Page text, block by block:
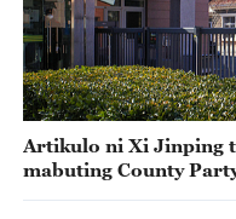
Artikulo ni Xi Jinping
mabuting County